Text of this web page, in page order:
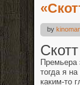
by
Премьера
тогда я
каким-то